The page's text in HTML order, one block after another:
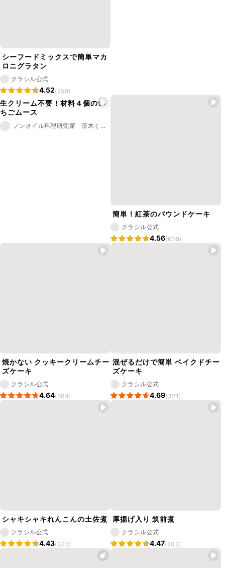
シーフードミックスで簡単マカ
ロニグラタン
クラシル公式
4.52(258)
生クリーム不要！材料４個のい
ちごムース
ノンオイル料理研究家 茨木くみ子
簡単！紅茶のパウンドケーキ
クラシル公式
4.56(609)
焼かない クッキークリームチー
ズケーキ
クラシル公式
4.64(564)
混ぜるだけで簡単 ベイクドチー
ズケーキ
クラシル公式
4.69(321)
シャキシャキれんこんの土佐煮
クラシル公式
4.43(325)
厚揚げ入り 筑前煮
クラシル公式
4.47(202)